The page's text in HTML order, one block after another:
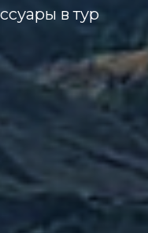
в тур